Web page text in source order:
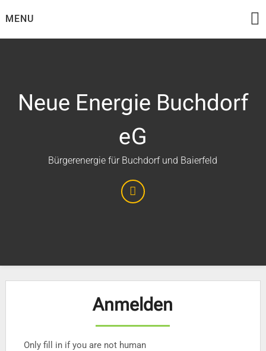
toMENU
Neue Energie Buchdorf
eG
Bürgerenergie für Buchdorf und Baierfeld
Anmelden
Only fill in if you are not human